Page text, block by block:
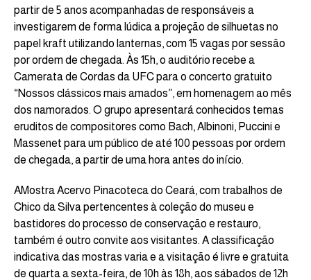
partir de 5 anos acompanhadas de responsáveis a
investigarem de forma lúdica a projeção de silhuetas no
papel kraft utilizando lanternas, com 15 vagas por sessão
por ordem de chegada. Às 15h, o auditório recebe a
Camerata de Cordas da UFC para o concerto gratuito
“Nossos clássicos mais amados”, em homenagem ao mês
dos namorados. O grupo apresentará conhecidos temas
eruditos de compositores como Bach, Albinoni, Puccini e
Massenet para um público de até 100 pessoas por ordem
de chegada, a partir de uma hora antes do início.
AMostra Acervo Pinacoteca do Ceará, com trabalhos de
Chico da Silva pertencentes à coleção do museu e
bastidores do processo de conservação e restauro,
também é outro convite aos visitantes. A classificação
indicativa das mostras varia e a visitação é livre e gratuita
de quarta a sexta-feira, de 10h às 18h, aos sábados de 12h